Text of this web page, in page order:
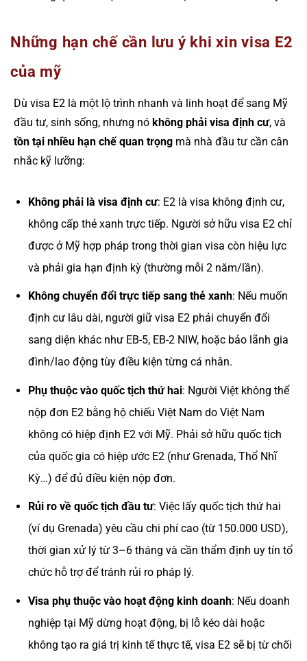
Những hạn chế cần lưu ý khi xin visa E2
của mỹ
Dù visa E2 là một lộ trình nhanh và linh hoạt để sang Mỹ
đầu tư, sinh sống, nhưng nó không phải visa định cư, và
tồn tại nhiều hạn chế quan trọng mà nhà đầu tư cần cân
nhắc kỹ lưỡng:
Không phải là visa định cư: E2 là visa không định cư,
không cấp thẻ xanh trực tiếp. Người sở hữu visa E2 chỉ
được ở Mỹ hợp pháp trong thời gian visa còn hiệu lực
và phải gia hạn định kỳ (thường mỗi 2 năm/lần).
Không chuyển đổi trực tiếp sang thẻ xanh: Nếu muốn
định cư lâu dài, người giữ visa E2 phải chuyển đổi
sang diện khác như EB-5, EB-2 NIW, hoặc bảo lãnh gia
đình/lao động tùy điều kiện từng cá nhân.
Phụ thuộc vào quốc tịch thứ hai: Người Việt không thể
nộp đơn E2 bằng hộ chiếu Việt Nam do Việt Nam
không có hiệp định E2 với Mỹ. Phải sở hữu quốc tịch
của quốc gia có hiệp ước E2 (như Grenada, Thổ Nhĩ
Kỳ…) để đủ điều kiện nộp đơn.
Rủi ro về quốc tịch đầu tư: Việc lấy quốc tịch thứ hai
(ví dụ Grenada) yêu cầu chi phí cao (từ 150.000 USD),
thời gian xử lý từ 3–6 tháng và cần thẩm định uy tín tổ
chức hỗ trợ để tránh rủi ro pháp lý.
Visa phụ thuộc vào hoạt động kinh doanh: Nếu doanh
nghiệp tại Mỹ dừng hoạt động, bị lỗ kéo dài hoặc
không tạo ra giá trị kinh tế thực tế, visa E2 sẽ bị từ chối